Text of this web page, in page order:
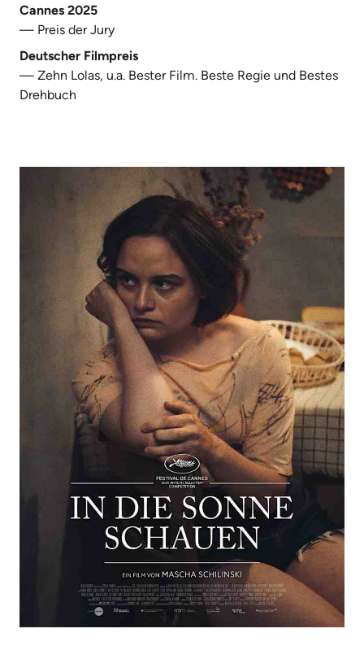
Cannes 2025
— Preis der Jury
Deutscher Filmpreis
— Zehn Lolas, u.a. Bester Film. Beste Regie und Bestes
Drehbuch